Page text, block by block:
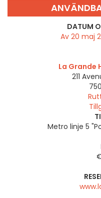
DATUM
Av 20 maj
La Grande
211
Metro linje 5